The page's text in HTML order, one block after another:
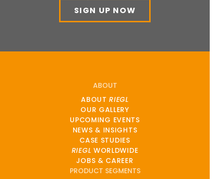
SIGN UP NOW
ABOUT
ABOUTRIEGL
OUR GALLERY
UPCOMING EVENTS
NEWS & INSIGHTS
CASE STUDIES
RIEGL WORLDWIDE
JOBS & CAREER
PRODUCT SEGMENTS